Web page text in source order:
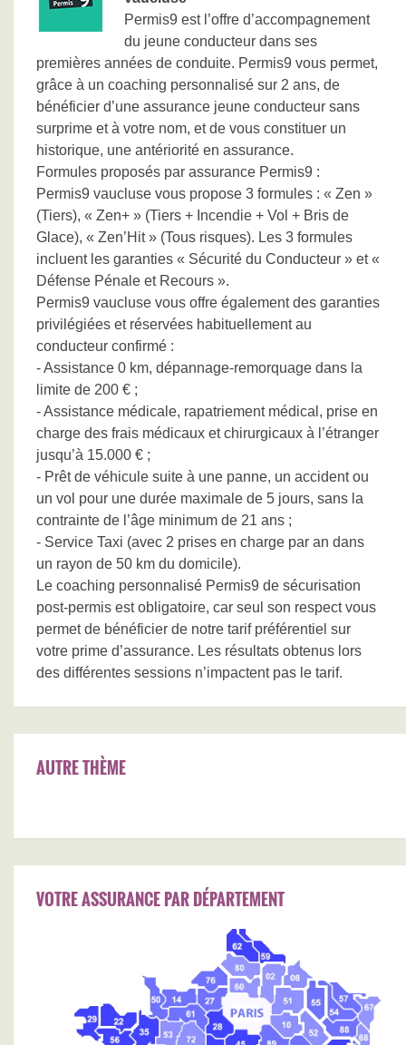
Permis9 est l’offre d’accompagnement
du jeune conducteur dans ses
premières années de conduite. Permis9 vous permet,
grâce à un coaching personnalisé sur 2 ans, de
bénéficier d’une assurance jeune conducteur sans
surprime et à votre nom, et de vous constituer un
historique, une antériorité en assurance.
Formules proposés par assurance Permis9 :
Permis9 vaucluse vous propose 3 formules : « Zen »
(Tiers), « Zen+ » (Tiers + Incendie + Vol + Bris de
Glace), « Zen’Hit » (Tous risques). Les 3 formules
incluent les garanties « Sécurité du Conducteur » et «
Défense Pénale et Recours ».
Permis9 vaucluse vous offre également des garanties
privilégiées et réservées habituellement au
conducteur confirmé :
- Assistance 0 km, dépannage-remorquage dans la
limite de 200 € ;
- Assistance médicale, rapatriement médical, prise en
charge des frais médicaux et chirurgicaux à l’étranger
jusqu’à 15.000 € ;
- Prêt de véhicule suite à une panne, un accident ou
un vol pour une durée maximale de 5 jours, sans la
contrainte de l’âge minimum de 21 ans ;
- Service Taxi (avec 2 prises en charge par an dans
un rayon de 50 km du domicile).
Le coaching personnalisé Permis9 de sécurisation
post-permis est obligatoire, car seul son respect vous
permet de bénéficier de notre tarif préférentiel sur
votre prime d’assurance. Les résultats obtenus lors
des différentes sessions n’impactent pas le tarif.
AUTRE THÈME
VOTRE ASSURANCE PAR DÉPARTEMENT